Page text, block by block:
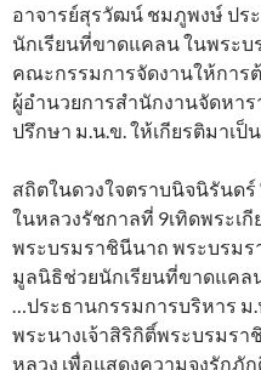
อาจารย์สุรวัฒน์ ชมภูพงษ์ ปร
นักเรียนที่ขาดแคลน ในพระ
คณะกรรมการจัดงานให้การ
ผู้อำนวยการสำนักงานจัดหา
ปรึกษา ม.น.ข. ให้เกียรติมาเ
สถิตในดวงใจตราบนิจนิรันด
ในหลวงรัชกาลที่ 9เทิดพระเ
พระบรมราชินีนาถ พระบรม
มูลนิธิช่วยนักเรียนที่ขาดแคล
…ประธานกรรมการบริหาร
พระนางเจ้าสิริกิติ์พระบรมร
หลวง เพื่อแสดงความจงรักภั